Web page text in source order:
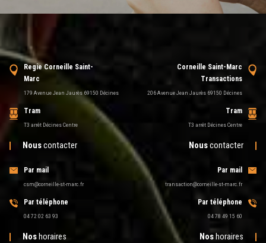
Regie Corneille Saint-
Marc
179 Avenue Jean Jaurès 69150 Décines
Tram
T3 arrêt Décines Centre
Nouscontacter
Par mail
csm@corneille-st-marc.fr
Par téléphone
04 72 02 63 93
Nos horaires
Corneille Saint-Marc
Transactions
206 Avenue Jean Jaurès 69150 Décines
Tram
T3 arrêt Décines Centre
Nouscontacter
Par mail
transaction@corneille-st-marc.fr
Par téléphone
04 78 49 15 60
Noshoraires